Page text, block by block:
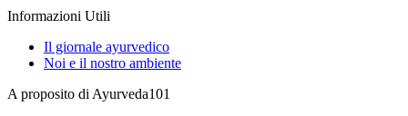
Informazioni Utili
Il giornale ayurvedico
Noi e il nostro ambiente
A proposito di Ayurveda101